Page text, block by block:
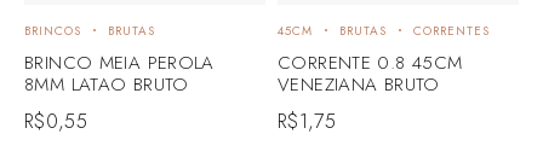
BRINCOS BRUTAS
BRINCO MEIA PEROLA
8MM LATAO BRUTO
R$0,55
45CM BRUTAS CORRENTES
CORRENTE 0.8 45CM
VENEZIANA BRUTO
R$1,75